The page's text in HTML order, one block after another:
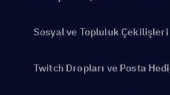
Sosyal ve Topluluk Çekilişleri
Twitch Dropları ve Posta